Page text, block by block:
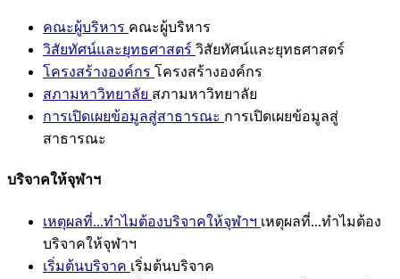
คณะผู้บริหาร คณะผู้บริหาร
วิสัยทัศน์และยุทธศาสตร์ วิสัยทัศน์และยุทธศาสตร์
โครงสร้างองค์กร โครงสร้างองค์กร
สภามหาวิทยาลัย สภามหาวิทยาลัย
การเปิดเผยข้อมูลสู่สาธารณะ การเปิดเผยข้อมูลสู่
สาธารณะ
บริจาคให้จุฬาฯ
เหตุผลที่...ทำไมต้องบริจาคให้จุฬาฯ เหตุผลที่...ทำไมต้อง
บริจาคให้จุฬาฯ
เริ่มต้นบริจาค เริ่มต้นบริจาค